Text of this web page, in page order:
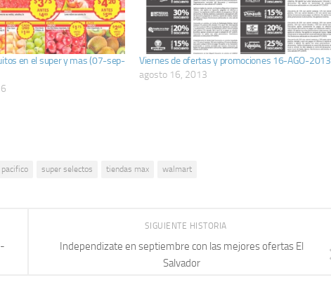
en el super y mas (07-sep-
Viernes de ofertas y promociones 16-AGO-2013
agosto 16, 2013
pacifico super selectos tiendas max walmart
SIGUIENTE HISTORIA
Independizate en septiembre con las mejores ofertas El
Salvador